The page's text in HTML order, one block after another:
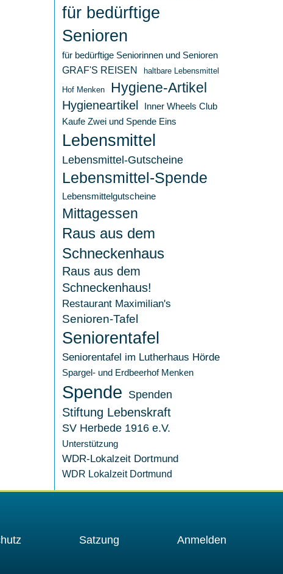
für bedürftige
Senioren
für bedürftige Seniorinnen und Senioren
GRAF'S REISEN haltbare Lebensmittel
Hof Menken Hygiene-Artikel
Hygieneartikel Inner Wheels Club
Kaufe Zwei und Spende Eins
Lebensmittel
Lebensmittel-Gutscheine
Lebensmittel-Spende
Lebensmittelgutscheine
Mittagessen
Raus aus dem
Schneckenhaus
Raus aus dem
Schneckenhaus!
Restaurant Maximilian's
Senioren-Tafel
Seniorentafel
Seniorentafel im Lutherhaus Hörde
Spargel- und Erdbeerhof Menken
Spende Spenden
Stiftung Lebenskraft
SV Herbede 1916 e.V.
Unterstützung
WDR-Lokalzeit Dortmund
WDR Lokalzeit Dortmund
Satzung Anmelden